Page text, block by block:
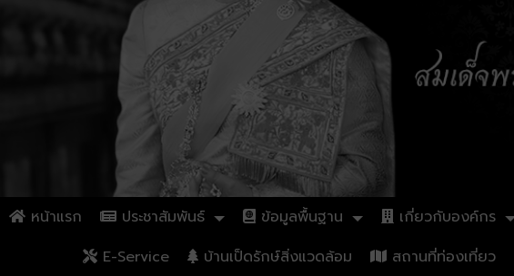
หน้าแรก ประชาสัมพันธ์ ข้อมูลพื้นฐาน เกี่ยวกับองค์กร
E-Service
บ้านเป็ดรักษ์สิ่งแวดล้อม สถานที่ท่องเที่ยว